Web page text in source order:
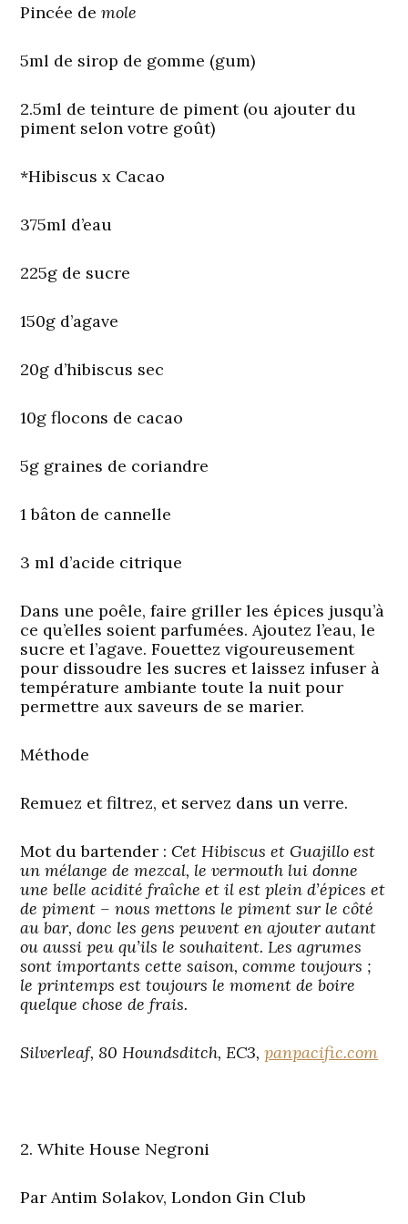
Pincée demole
5ml de sirop de gomme (gum)
2.5ml de teinture de piment (ou ajouter du
piment selon votre goût)
*Hibiscus x Cacao
375ml d’eau
225g de sucre
150g d’agave
20g d’hibiscus sec
10g flocons de cacao
5g graines de coriandre
1 bâton de cannelle
3 ml d’acide citrique
Dans une poêle, faire griller les épices jusqu’à
ce qu’elles soient parfumées. Ajoutez l’eau, le
sucre et l’agave. Fouettez vigoureusement
pour dissoudre les sucres et laissez infuser à
température ambiante toute la nuit pour
permettre aux saveurs de se marier.
Méthode
Remuez et filtrez, et servez dans un verre.
Mot du bartender : Cet Hibiscus et Guajillo est
un mélange de mezcal, le vermouth lui donne
une belle acidité fraîche et il est plein d’épices et
de piment – nous mettons le piment sur le côté
au bar, donc les gens peuvent en ajouter autant
ou aussi peu qu’ils le souhaitent. Les agrumes
sont importants cette saison, comme toujours ;
le printemps est toujours le moment de boire
quelque chose de frais.
Silverleaf, 80 Houndsditch, EC3,panpacific.com
2. White House Negroni
Par Antim Solakov, London Gin Club